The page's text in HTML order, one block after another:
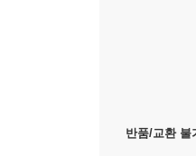
반품/교환 불